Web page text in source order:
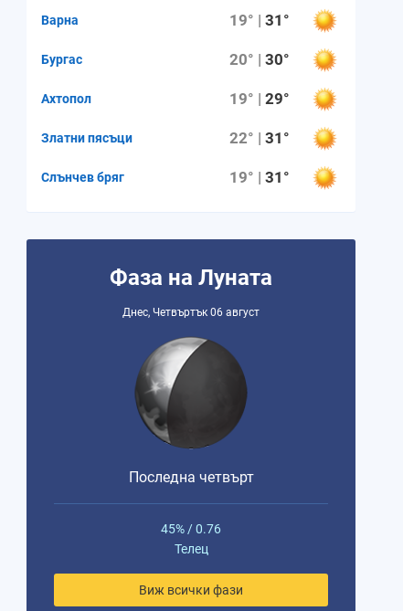
Варна 19° |31°
Бургас 20° |30°
Ахтопол 19° |29°
Златни пясъци 22° |31°
Слънчев бряг 19° |31°
Фаза на Луната
Днес, Четвъртък 06 август
Последна четвърт
45% / 0.76
Телец
Виж всички фази